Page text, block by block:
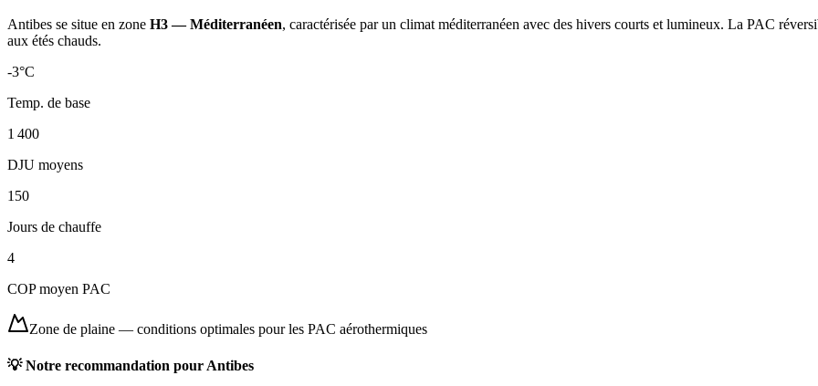
Antibes se situe en zone H3 — Méditerranéen, caractérisée par un climat méditerranéen avec des hivers courts et lumineux. La PAC
aux étés chauds.
-3°C
Temp. de base
1 400
DJU moyens
150
Jours de chauffe
4
COP moyen PAC
Zone de plaine — conditions optimales pour les PAC aérothermiques
💡 Notre recommandation pour Antibes